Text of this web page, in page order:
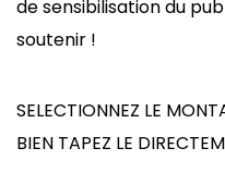
de sensibilisation du
soutenir !
SELECTIONNEZ LE
BIEN TAPEZ LE